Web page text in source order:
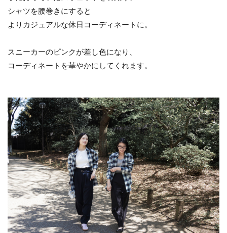
シャツを腰巻きにすると
よりカジュアルな休日コーディネートに。
スニーカーのピンクが差し色になり、
コーディネートを華やかにしてくれます。